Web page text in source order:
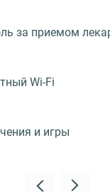
за приемом
Wi-Fi
и игры